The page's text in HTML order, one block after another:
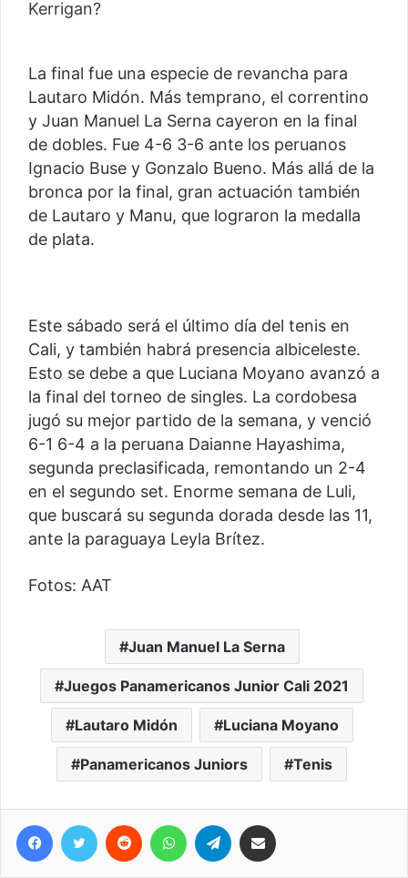
La final fue una especie de revancha para
Lautaro Midón. Más temprano, el correntino
y Juan Manuel La Serna cayeron en la final
de dobles. Fue 4-6 3-6 ante los peruanos
Ignacio Buse y Gonzalo Bueno. Más allá de la
bronca por la final, gran actuación también
de Lautaro y Manu, que lograron la medalla
de plata.
Este sábado será el último día del tenis en
Cali, y también habrá presencia albiceleste.
Esto se debe a que Luciana Moyano avanzó a
la final del torneo de singles. La cordobesa
jugó su mejor partido de la semana, y venció
6-1 6-4 a la peruana Daianne Hayashima,
segunda preclasificada, remontando un 2-4
en el segundo set. Enorme semana de Luli,
que buscará su segunda dorada desde las 11,
ante la paraguaya Leyla Brítez.
Fotos: AAT
Juan Manuel La Serna
Juegos Panamericanos Junior Cali 2021
Lautaro Midón Luciana Moyano
Panamericanos Juniors Tenis
Facebook
Twitter Reddit WhatsAppTelegram